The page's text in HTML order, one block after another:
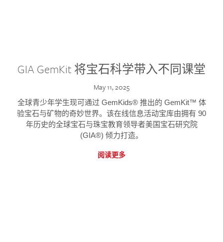
GIA GemKit 将宝石科学带入不同课堂
May 11, 2025
全球青少年学生现可通过 GemKids® 推出的 GemKit™ 体
验宝石与矿物的奇妙世界。该在线信息活动宝库由拥有 90
年历史的全球宝石与珠宝教育领导者美国宝石研究院
(GIA®) 倾力打造。
阅读更多